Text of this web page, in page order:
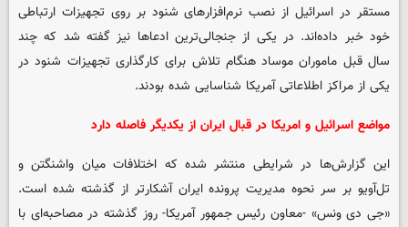
مستقر در اسرائیل از نصب نرم‌افزارهای شنود بر روی تجهیزات ارتباطی
خود خبر داده‌اند. در یکی از جنجالی‌ترین ادعاها نیز گفته شد که چند
سال قبل ماموران موساد هنگام تلاش برای کارگذاری تجهیزات شنود در
یکی از مراکز اطلاعاتی آمریکا شناسایی شده بودند.
مواضع اسرائیل و امریکا در قبال ایران از یکدیگر فاصله دارد
این گزارش‌ها در شرایطی منتشر شده که اختلافات میان واشنگتن و
تل‌آویو بر سر نحوه مدیریت پرونده ایران آشکارتر از گذشته شده است.
«جی دی ونس» -معاون رئیس جمهور آمریکا- روز گذشته در مصاحبه‌ای با